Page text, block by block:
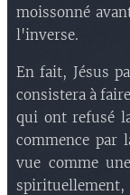
moissonné
l'inverse.
En fait, Jésus
consistera à
qui ont refusé
commence par
vue comme